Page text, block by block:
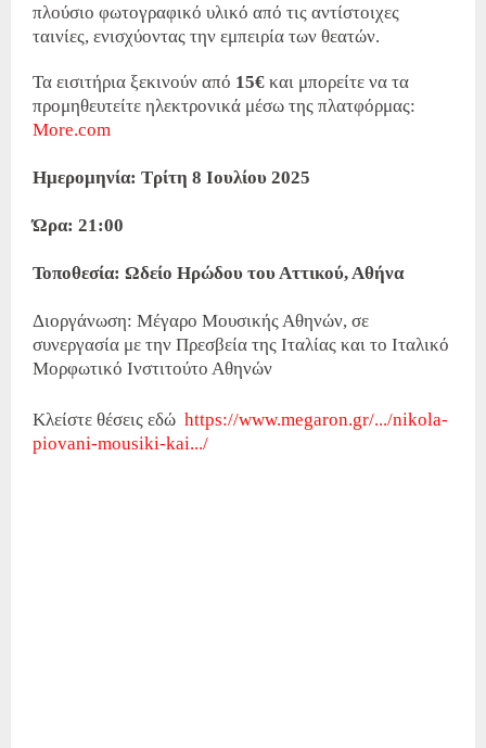
πλούσιο φωτογραφικό υλικό από τις αντίστοιχες
ταινίες, ενισχύοντας την εμπειρία των θεατών.
Τα εισιτήρια ξεκινούν από 15€ και μπορείτε να τα
προμηθευτείτε ηλεκτρονικά μέσω της πλατφόρμας:
More.com
Ημερομηνία: Τρίτη 8 Ιουλίου 2025
Ώρα: 21:00
Τοποθεσία: Ωδείο Ηρώδου του Αττικού, Αθήνα
Διοργάνωση: Μέγαρο Μουσικής Αθηνών, σε
συνεργασία με την Πρεσβεία της Ιταλίας και το Ιταλικό
Μορφωτικό Ινστιτούτο Αθηνών
Κλείστε θέσεις εδώ https://www.megaron.gr/.../nikola-
piovani-mousiki-kai.../